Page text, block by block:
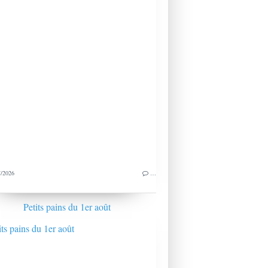
2026 …
Petits pains du 1er août